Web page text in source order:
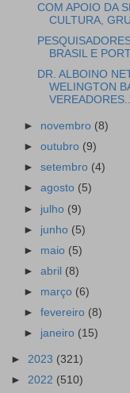
COM APOIO DA
CULTURA,
BRASIL E
DR. ALBOINO
WELINGTON
► novembro (8)
►outubro (9)
►setembro (4)
►agosto (5)
► julho (9)
► junho (5)
► maio (5)
►abril (8)
► março (6)
►fevereiro (8)
► janeiro (15)
► 2023 (321)
► 2022 (510)